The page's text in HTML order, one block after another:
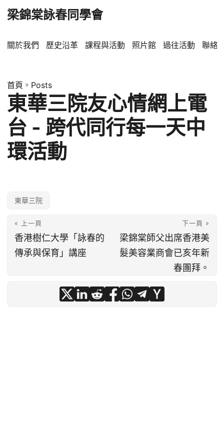
梁錦棠詠春同學會
關於我們 歷史沿革 課程與活動 照片館 過往活動 聯絡
首頁 » Posts
東華三院友心情網上電
台 - 跨代同行每一天中
環活動
東華三院
« 上一頁
香港樹仁大學「詠春的
傳承與保育」講座
下一頁 »
梁錦棠師父出席香港美
髮美容業商會已亥年新
春團拜。